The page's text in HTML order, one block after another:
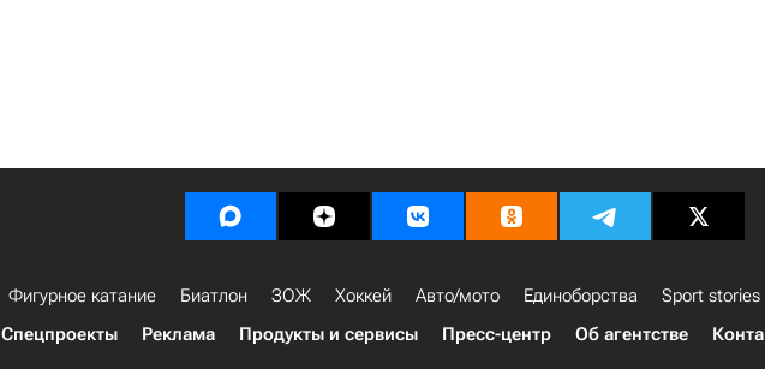
Фигурное катание Биатлон ЗОЖ Хоккей Авто/мото Единоборства Sport stories
Спецпроекты
Реклама Продукты и сервисы Пресс-центр Об агентстве